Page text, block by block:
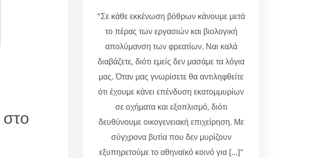
"Σε κάθε εκκένωση βόθρων κάνουμε μετά
το πέρας των εργασιών και βιολογική
απολύμανση των φρεατίων. Ναι καλά
διαβάζετε, διότι εμείς δεν μασάμε τα λόγια
μας. Όταν μας γνωρίσετε θα αντιληφθείτε
ότι έχουμε κάνει επένδυση εκατομμυρίων
σε οχήματα και εξοπλισμό, διότι
δευθύνουμε οικογενειακή επιχείρηση. Με
σύγχρονα βυτία που δεν μυρίζουν
εξυπηρετούμε το αθηναϊκό κοινό για [...]"